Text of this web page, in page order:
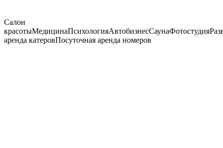
Салон
красотыМедицинаПсихологияАвтобизнесСаунаФотостудия
аренда катеровПосуточная аренда номеров